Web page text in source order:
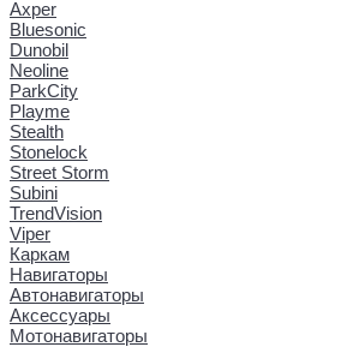
Axper
Bluesonic
Dunobil
Neoline
ParkCity
Playme
Stealth
Stonelock
Street Storm
Subini
TrendVision
Viper
Каркам
Навигаторы
Автонавигаторы
Аксессуары
Мотонавигаторы